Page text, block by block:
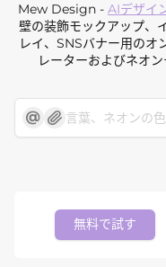
Mew Design - AIデザイ
壁の装飾モックアップ、
レイ、SNSバナー用のオ
レーターおよびネオ
無料で試す